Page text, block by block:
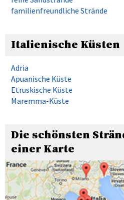
familienfreundliche Strände
Italienische Küsten
Adria
Apuanische Küste
Etruskische Küste
Maremma-Küste
Die schönsten
einer Karte